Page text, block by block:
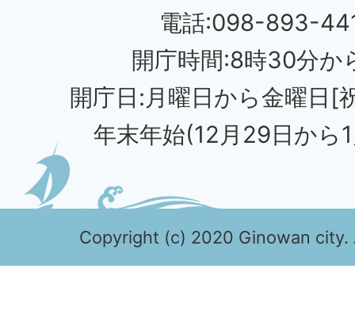
電話:098-893-
開庁時間:8時30分か
開庁日:月曜日から金曜日[
年末年始(12月29日から
Copyright (c) 2020 Ginowan city.